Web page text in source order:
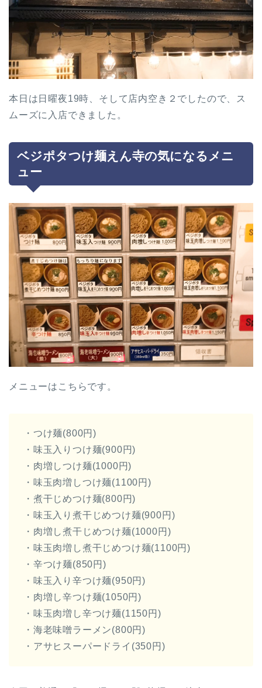
本日は日曜夜19時、そして店内空き２でしたので、ス
ムーズに入店できました。
ベジポタつけ麺えん寺の気になるメニ
ュー
メニューはこちらです。
・つけ麺(800円)
・味玉入りつけ麺(900円)
・肉増しつけ麺(1000円)
・味玉肉増しつけ麺(1100円)
・煮干じめつけ麺(800円)
・味玉入り煮干じめつけ麺(900円)
・肉増し煮干じめつけ麺(1000円)
・味玉肉増し煮干じめつけ麺(1100円)
・辛つけ麺(850円)
・味玉入り辛つけ麺(950円)
・肉増し辛つけ麺(1050円)
・味玉肉増し辛つけ麺(1150円)
・海老味噌ラーメン(800円)
・アサヒスーパードライ(350円)